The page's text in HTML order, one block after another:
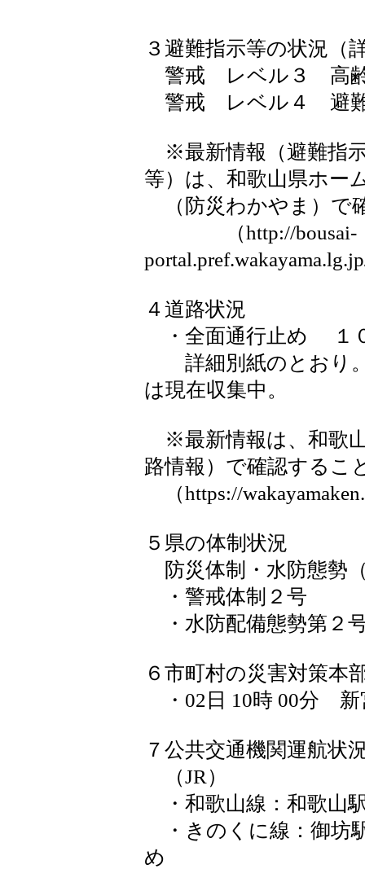
３避難指示等の状況（
警戒 レベル３ 高
警戒 レベル４
※最新情報（避難指
等）は、和歌山県ホー
（防災わかやま）で
（http://bousai-
４道路状況
・全面通行止め １
詳細別紙のとおり。
は現在収集中。
※最新情報は、和歌
路情報）で確認するこ
（https://
５県の体制状況
防災体制・水防態勢
・警戒体制２号
・水防配備態勢第２
６市町村の災害対策本
・02日 10時 00分 新
７公共交通機関運航状
（JR）
・和歌山線：和歌山
・きのくに線：御坊
め